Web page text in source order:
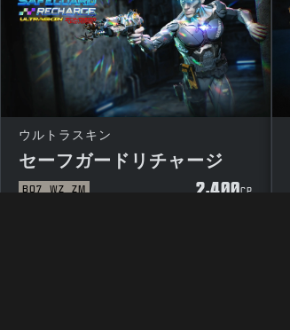
ウルトラスキン
セーフガードリチャージ
BO7 WZ ZM 2,400CP